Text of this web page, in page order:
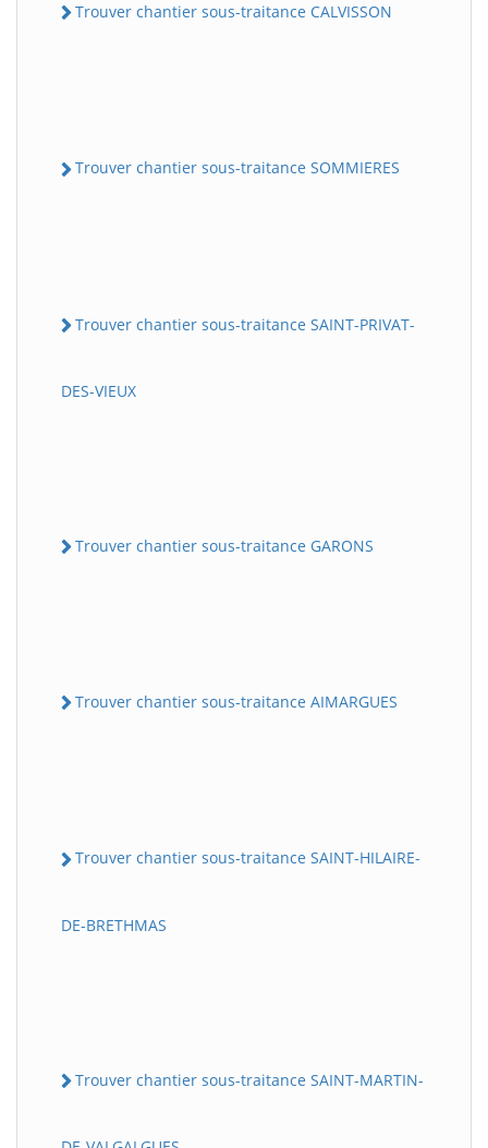
Trouver chantier sous-traitance CALVISSON
Trouver chantier sous-traitance SOMMIERES
Trouver chantier sous-traitance SAINT-PRIVAT-
DES-VIEUX
Trouver chantier sous-traitance GARONS
Trouver chantier sous-traitance AIMARGUES
Trouver chantier sous-traitance SAINT-HILAIRE-
DE-BRETHMAS
Trouver chantier sous-traitance SAINT-MARTIN-